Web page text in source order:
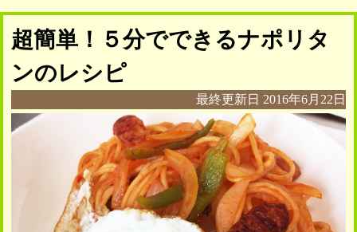
超簡単！５分でできるナポリタ
ンのレシピ
最終更新日 2016年6月22日